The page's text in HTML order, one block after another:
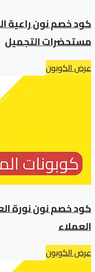
مستحضرات التجميل
عرض الكوبون
العملاء
عرض الكوبون